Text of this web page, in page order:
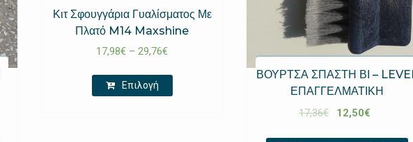
Κιτ Σφουγγάρια Γυαλίσματος Με
Πλατό M14 Maxshine
17,98€ –29,76€
Επιλογή
ΒΟΥΡΤΣΑ ΣΠΑΣΤΗ ΒΙ –
ΕΠΑΓΓΕΛΜΑΤΙΚΗ
17,36€ 12,50€